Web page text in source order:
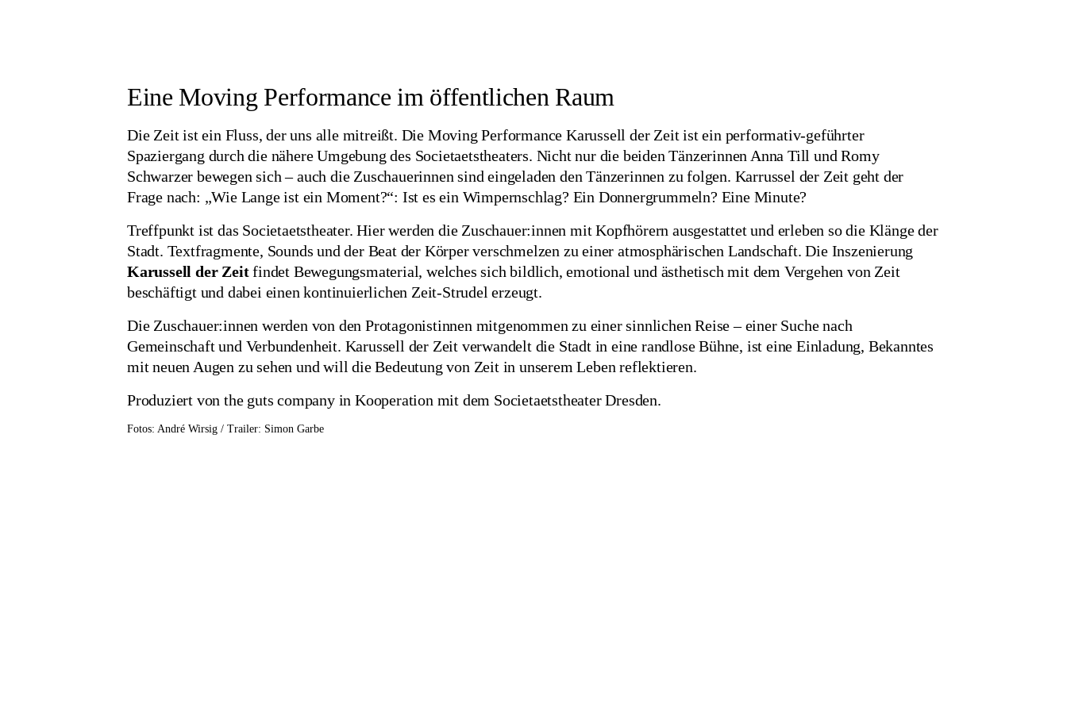
Eine Moving Performance im öffentlichen Raum
Die Zeit ist ein Fluss, der uns alle mitreißt. Die Moving Performance Karussell der Zeit ist ein performativ-geführter
Spaziergang durch die nähere Umgebung des Societaetstheaters. Nicht nur die beiden Tänzerinnen Anna Till und Romy
Schwarzer bewegen sich – auch die Zuschauerinnen sind eingeladen den Tänzerinnen zu folgen. Karrussel der Zeit geht der
Frage nach: „Wie Lange ist ein Moment?“: Ist es ein Wimpernschlag? Ein Donnergrummeln? Eine Minute?
Treffpunkt ist das Societaetstheater. Hier werden die Zuschauer:innen mit Kopfhörern ausgestattet und erleben so die Klänge der
Stadt. Textfragmente, Sounds und der Beat der Körper verschmelzen zu einer atmosphärischen Landschaft. Die Inszenierung
Karussell der Zeitfindet Bewegungsmaterial, welches sich bildlich, emotional und ästhetisch mit dem Vergehen von Zeit
beschäftigt und dabei einen kontinuierlichen Zeit-Strudel erzeugt.
Die Zuschauer:innen werden von den Protagonistinnen mitgenommen zu einer sinnlichen Reise – einer Suche nach
Gemeinschaft und Verbundenheit. Karussell der Zeit verwandelt die Stadt in eine randlose Bühne, ist eine Einladung, Bekanntes
mit neuen Augen zu sehen und will die Bedeutung von Zeit in unserem Leben reflektieren.
Produziert von the guts company in Kooperation mit dem Societaetstheater Dresden.
Fotos: André Wirsig / Trailer: Simon Garbe